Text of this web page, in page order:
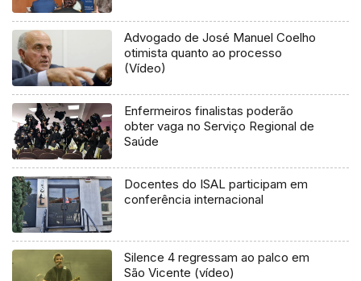
Advogado de José Manuel Coelho
otimista quanto ao processo
(Vídeo)
Enfermeiros finalistas poderão
obter vaga no Serviço Regional de
Saúde
Docentes do ISAL participam em
conferência internacional
Silence 4 regressam ao palco em
São Vicente (vídeo)